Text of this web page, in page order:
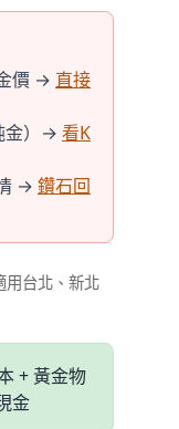
價 → 直接
金）→ 看K
→ 鑽石回
用台北、新北
+ 黃金物
金